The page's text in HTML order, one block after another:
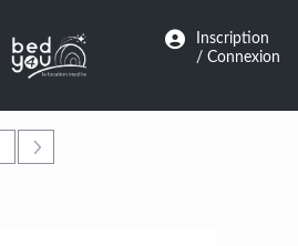
Inscription
/ Connexion